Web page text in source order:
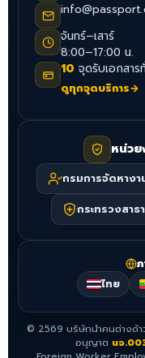
จันทร์–เสาร์
8:00–17:00 น.
10 จุดรับเอกสาร
ดูทุกจุดบริการ→
หน่วย
กรมการจัดหางา
กระทรวงสา
ไทย
© 2569 บริษัทนำคนต่างด้า
อนุญาต นจ